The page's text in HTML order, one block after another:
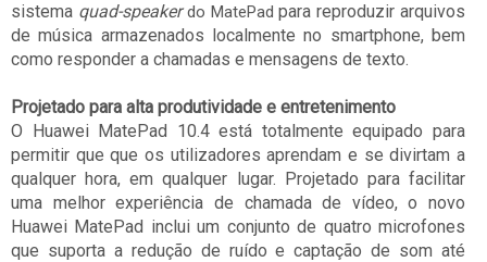
sistema quad-speakerdo MatePadpara reproduzir arquivos
de música armazenados localmente no smartphone, bem
como responder a chamadas e mensagens de texto.
Projetado para alta produtividade e entretenimento
O Huawei MatePad 10.4 está totalmente equipado para
permitir que que os utilizadores aprendam e se divirtam a
qualquer hora, em qualquer lugar. Projetado para facilitar
uma melhor experiência de chamada de vídeo, o novo
Huawei MatePad inclui um conjunto de quatro microfones
que suporta a redução de ruído e captação de som até